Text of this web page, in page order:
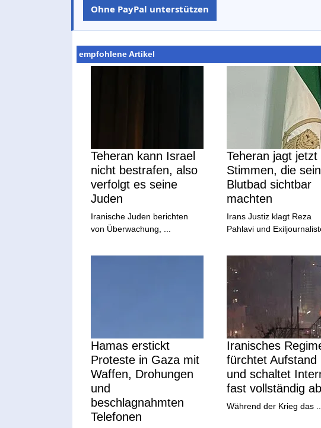
Ohne PayPal unterstützen
empfohlene Artikel
Teheran kann Israel
nicht bestrafen, also
verfolgt es seine
Juden
Iranische Juden berichten
von Überwachung, ...
Teheran jagt jetzt
Stimmen, die sein
Blutbad sichtbar
machten
Irans Justiz klagt Reza
Pahlavi und
Hamas erstickt
Proteste in Gaza mit
Waffen, Drohungen
und
beschlagnahmten
Telefonen
Iranisches
fürchtet Aufstand
und schaltet
fast vollständig ab
Während der Krieg das